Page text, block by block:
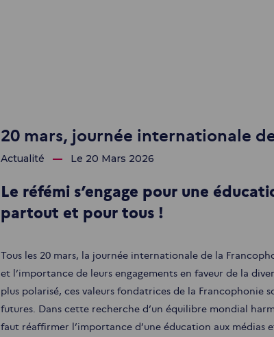
20 mars, journée internationale
Actualité Le 20 Mars 2026
Le réfémi s’engage pour une
partout et pour tous !
Tous les 20 mars, la journée internationale de la
et l’importance de leurs engagements en faveur de la
plus polarisé, ces valeurs fondatrices de la Francophonie
futures. Dans cette recherche d’un équilibre mondial
faut réaffirmer l’importance d’une éducation aux